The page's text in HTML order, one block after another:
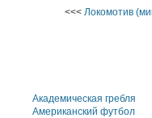
<<< Локомотив
Академическая гребля
Американский футбол